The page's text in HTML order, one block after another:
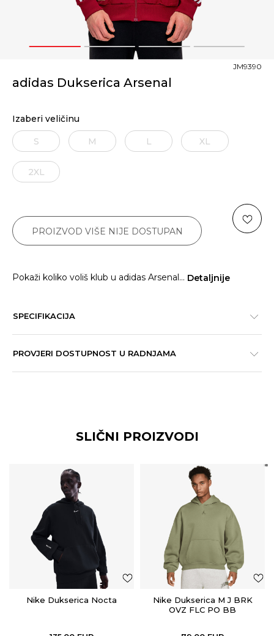
1 2 3 4
adidas Dukserica Arsenal
JM9390
Izaberi veličinu
S M L XL
2XL
PROIZVOD VIŠE NIJE DOSTUPAN
Pokaži koliko voliš klub u adidas Arsenal... Detaljnije
SPECIFIKACIJA
PROVJERI DOSTUPNOST U RADNJAMA
SLIČNI PROIZVODI
Nike Dukserica Nocta
Nike Dukserica M J BRK
OVZ FLC PO BB